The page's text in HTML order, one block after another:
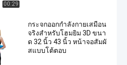
00:29
กระจกออกกำลังกายเสมือน
จริงสำหรับโฮมยิม 3D ขนา
ด 32 นิ้ว 43 นิ้ว หน้าจอสัมผั
สแบบโต้ตอบ